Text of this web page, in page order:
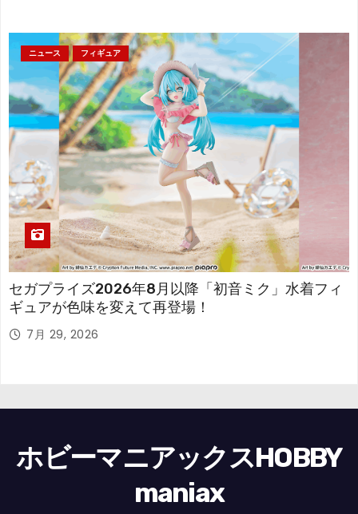
ニュース フィギュア
セガプライズ2026年8月以降「初音ミク」水着フィ
ギュアが色味を変えて再登場！
7月 29, 2026
ホビーマニアックスHOBBY
maniax